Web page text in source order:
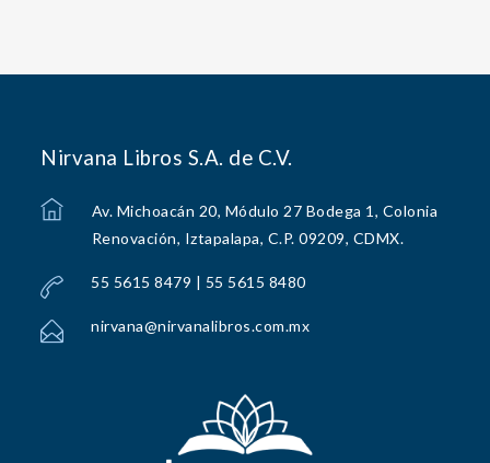
Nirvana Libros S.A. de C.V.
Av. Michoacán 20, Módulo 27 Bodega 1, Colonia
Renovación, Iztapalapa, C.P. 09209, CDMX.
55 5615 8479 | 55 5615 8480
nirvana@nirvanalibros.com.mx